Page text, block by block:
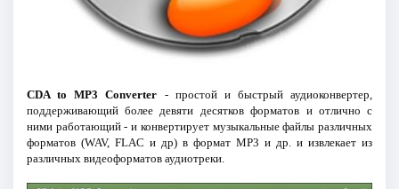
CDA to MP3 Converter - простой и быстрый аудиоконвертер,
поддерживающий более девяти десятков форматов и отлично с
ними работающий - и конвертирует музыкальные файлы различных
форматов (WAV, FLAC и др) в формат MP3 и др. и извлекает из
различных видеоформатов аудиотреки.